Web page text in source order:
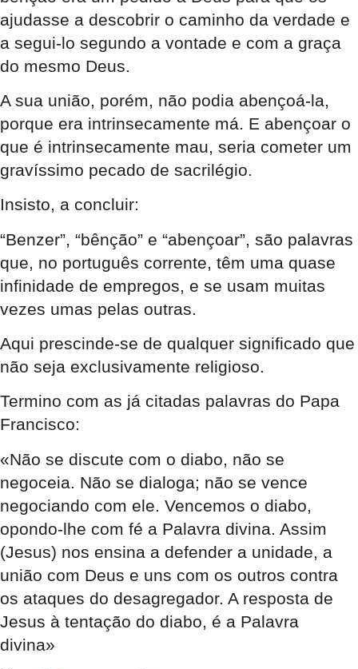
ajudasse a descobrir o caminho da verdade e
a segui-lo segundo a vontade e com a graça
do mesmo Deus.
A sua união, porém, não podia abençoá-la,
porque era intrinsecamente má. E abençoar o
que é intrinsecamente mau, seria cometer um
gravíssimo pecado de sacrilégio.
Insisto, a concluir:
“Benzer”, “bênção” e “abençoar”, são palavras
que, no português corrente, têm uma quase
infinidade de empregos, e se usam muitas
vezes umas pelas outras.
Aqui prescinde-se de qualquer significado que
não seja exclusivamente religioso.
Termino com as já citadas palavras do Papa
Francisco:
«Não se discute com o diabo, não se
negoceia. Não se dialoga; não se vence
negociando com ele. Vencemos o diabo,
opondo-lhe com fé a Palavra divina. Assim
(Jesus) nos ensina a defender a unidade, a
união com Deus e uns com os outros contra
os ataques do desagregador. A resposta de
Jesus à tentação do diabo, é a Palavra
divina»